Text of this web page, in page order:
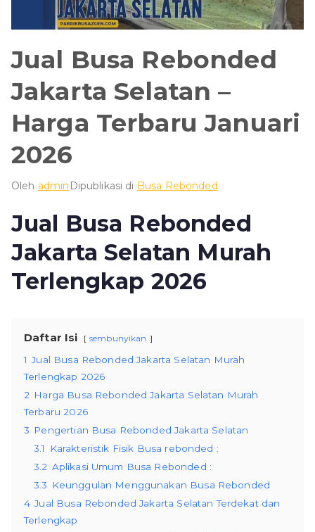
Jual Busa Rebonded
Jakarta Selatan –
Harga Terbaru Januari
2026
Oleh admin Dipublikasi di Busa Rebonded
Jual Busa Rebonded
Jakarta Selatan Murah
Terlengkap 2026
Daftar Isi sembunyikan
1 Jual Busa Rebonded Jakarta Selatan Murah
Terlengkap 2026
2 Harga Busa Rebonded Jakarta Selatan Murah
Terbaru 2026
3 Pengertian Busa Rebonded Jakarta Selatan
3.1
Karakteristik Fisik Busa rebonded :
3.2 Aplikasi Umum Busa Rebonded :
3.3
Keunggulan Menggunakan Busa Rebonded
4 Jual Busa Rebonded Jakarta Selatan Terdekat dan
Terlengkap